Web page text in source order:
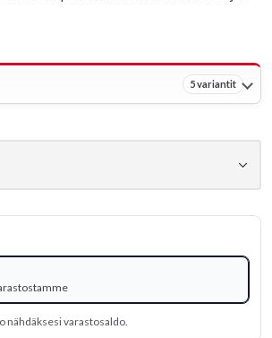
5 variantit
nähdäksesi varastosaldo.